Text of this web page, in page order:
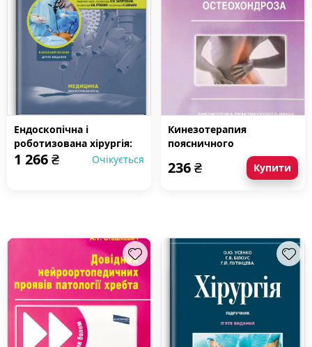
Ендоскопічна і
роботизована хірургія:
навчальний посібник
1 266₴ Очікується
Кинезотерапия
поясничного
236₴ Купити